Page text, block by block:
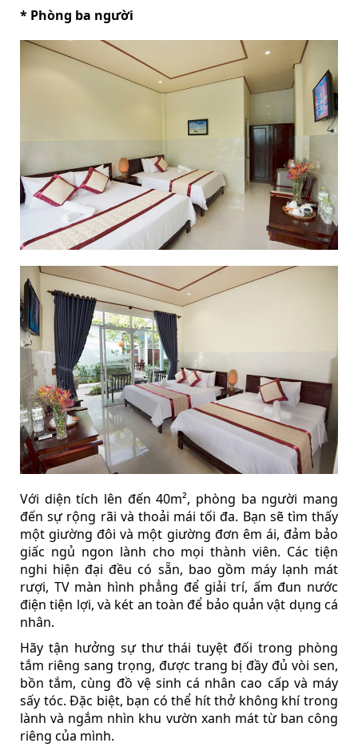
* Phòng ba người
Với diện tích lên đến 40m², phòng ba người mang
đến sự rộng rãi và thoải mái tối đa. Bạn sẽ tìm thấy
một giường đôi và một giường đơn êm ái, đảm bảo
giấc ngủ ngon lành cho mọi thành viên. Các tiện
nghi hiện đại đều có sẵn, bao gồm máy lạnh mát
rượi, TV màn hình phẳng để giải trí, ấm đun nước
điện tiện lợi, và két an toàn để bảo quản vật dụng cá
nhân.
Hãy tận hưởng sự thư thái tuyệt đối trong phòng
tắm riêng sang trọng, được trang bị đầy đủ vòi sen,
bồn tắm, cùng đồ vệ sinh cá nhân cao cấp và máy
sấy tóc. Đặc biệt, bạn có thể hít thở không khí trong
lành và ngắm nhìn khu vườn xanh mát từ ban công
riêng của mình.